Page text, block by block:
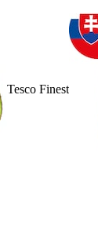
Tesco Finest